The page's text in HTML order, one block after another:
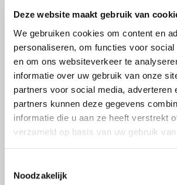
Deze website maakt gebruik van
We gebruiken cookies om content en
personaliseren, om functies voor social
en om ons websiteverkeer te
informatie over uw gebruik van onze
partners voor social media, adverteren
partners kunnen deze gegevens
informatie die u aan ze heeft verstrekt
verzameld op basis van uw gebruik
Noodzakelijk
BEPAAL UW
PENSIOENBEDRAG
Het benodigde pensioenbedrag is
persoonlijke situatie. Heeft u
woning? Heeft uw partner al pensioen
Overweegt u om uw bedrijf in de
kaart te brengen. Er zijn verschillende
beschikbaar waarmee u kunt